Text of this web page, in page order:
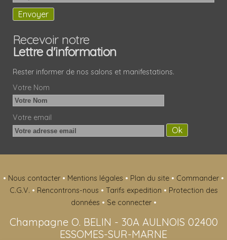
Recevoir notre
Lettre d'information
Rester informer de nos salons et manifestations.
Votre Nom
Votre email
• Nous contacter • Mentions légales • Plan du site • Commander •
C.G.V. • Rencontrons-nous • Tarifs expedition • Protection des
données • Se connecter •
Champagne O. BELIN - 30A AULNOIS 02400
ESSOMES-SUR-MARNE